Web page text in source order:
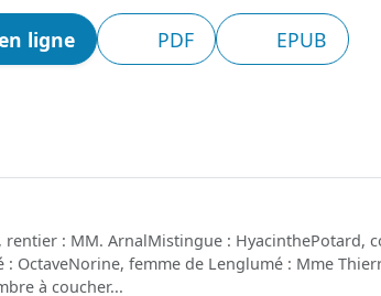
ligne PDF EPUB
: MM. ArnalMistingue : HyacinthePotard,
OctaveNorine, femme de Lenglumé : Mme
à coucher...